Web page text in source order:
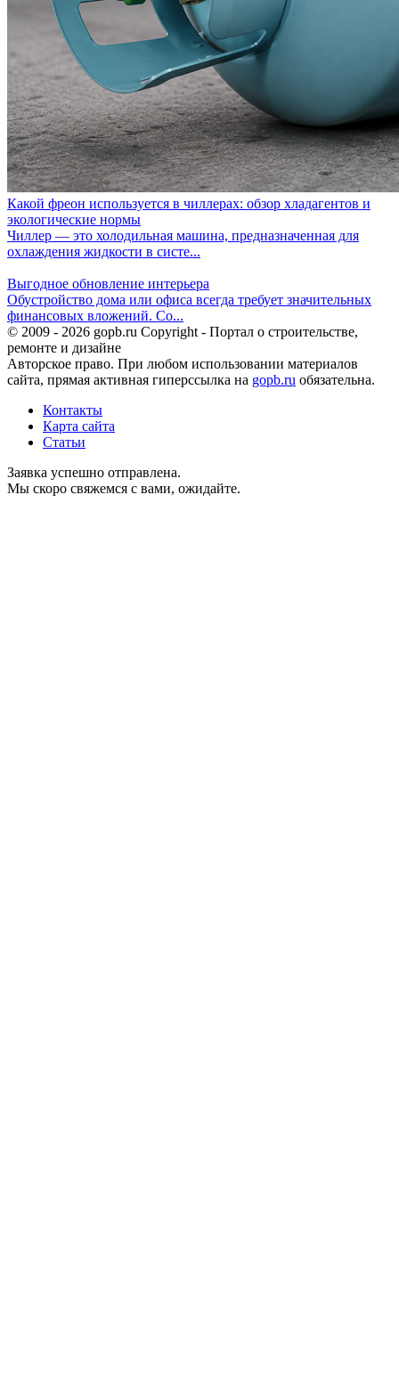
Какой фреон используется в чиллерах: обзор хладагентов и
экологические нормы
Чиллер — это холодильная машина, предназначенная для
охлаждения жидкости в систе...
Выгодное обновление интерьера
Обустройство дома или офиса всегда требует значительных
финансовых вложений. Со...
© 2009 - 2026 gopb.ru Copyright - Портал о строительстве,
ремонте и дизайне
Авторское право. При любом использовании материалов
сайта, прямая активная гиперссылка на gopb.ru обязательна.
Контакты
Карта сайта
Статьи
Заявка успешно отправлена.
Мы скоро свяжемся с вами, ожидайте.